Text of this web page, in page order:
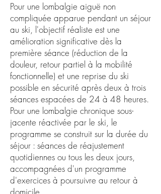
Pour une lombalgie aiguë non
compliquée apparue pendant un séjour
au ski, l'objectif réaliste est une
amélioration significative dès la
première séance (réduction de la
douleur, retour partiel à la mobilité
fonctionnelle) et une reprise du ski
possible en sécurité après deux à trois
séances espacées de 24 à 48 heures.
Pour une lombalgie chronique sous-
jacente réactivée par le ski, le
programme se construit sur la durée du
séjour : séances de réajustement
quotidiennes ou tous les deux jours,
accompagnées d'un programme
d'exercices à poursuivre au retour à